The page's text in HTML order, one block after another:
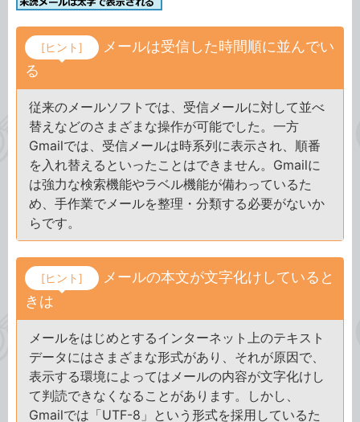
[ヒント]
メールは受信した時間順に並んでい
る
従来のメールソフトでは、受信メールに対して並べ
替えなどのさまざまな操作が可能でした。一方
Gmailでは、受信メールは時系列に表示され、順番
を入れ替えるといったことはできません。Gmailに
は強力な検索機能やラベル機能が備わっているた
め、手作業でメールを整理・分類する必要がないか
らです。
[ヒント]
メールの本文が文字化けしていると
きは
メールをはじめとするインターネット上のテキスト
データにはさまざまな形式があり、それが原因で、
表示する環境によってはメールの内容が文字化けし
て判読できなくなることがあります。しかし、
Gmailでは「UTF-8」という形式を採用しているた